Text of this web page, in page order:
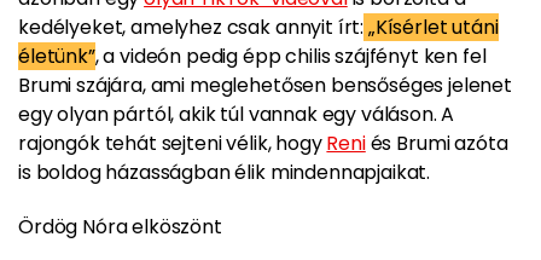
kedélyeket, amelyhez csak annyit írt: „Kísérlet utáni
életünk”, a videón pedig épp chilis szájfényt ken fel
Brumi szájára, ami meglehetősen bensőséges jelenet
egy olyan pártól, akik túl vannak egy váláson. A
rajongók tehát sejteni vélik, hogyReniés Brumi azóta
is boldog házasságban élik mindennapjaikat.
Ördög Nóra elköszönt